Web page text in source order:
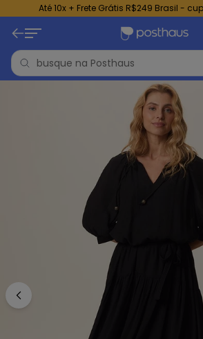
Até 10x + Frete Grátis R$249 Brasil -